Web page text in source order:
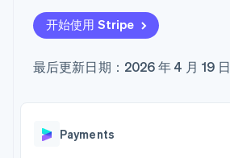
Authorization
Boost
化
Stripe Sigma
自定义报告
数据同步
平台
SaaS
通过智能体配置和管理
服务
产品路线图
Sessions 年度大会
资讯中心
开始使用 Stripe
最后更新日期：2026 年 4 月 19 日
Payments